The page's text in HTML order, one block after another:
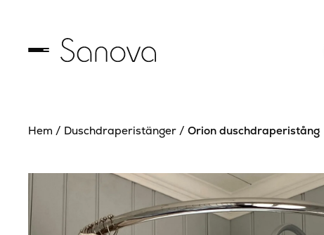
Hem / Duschdraperistänger / Orion duschdraperistång